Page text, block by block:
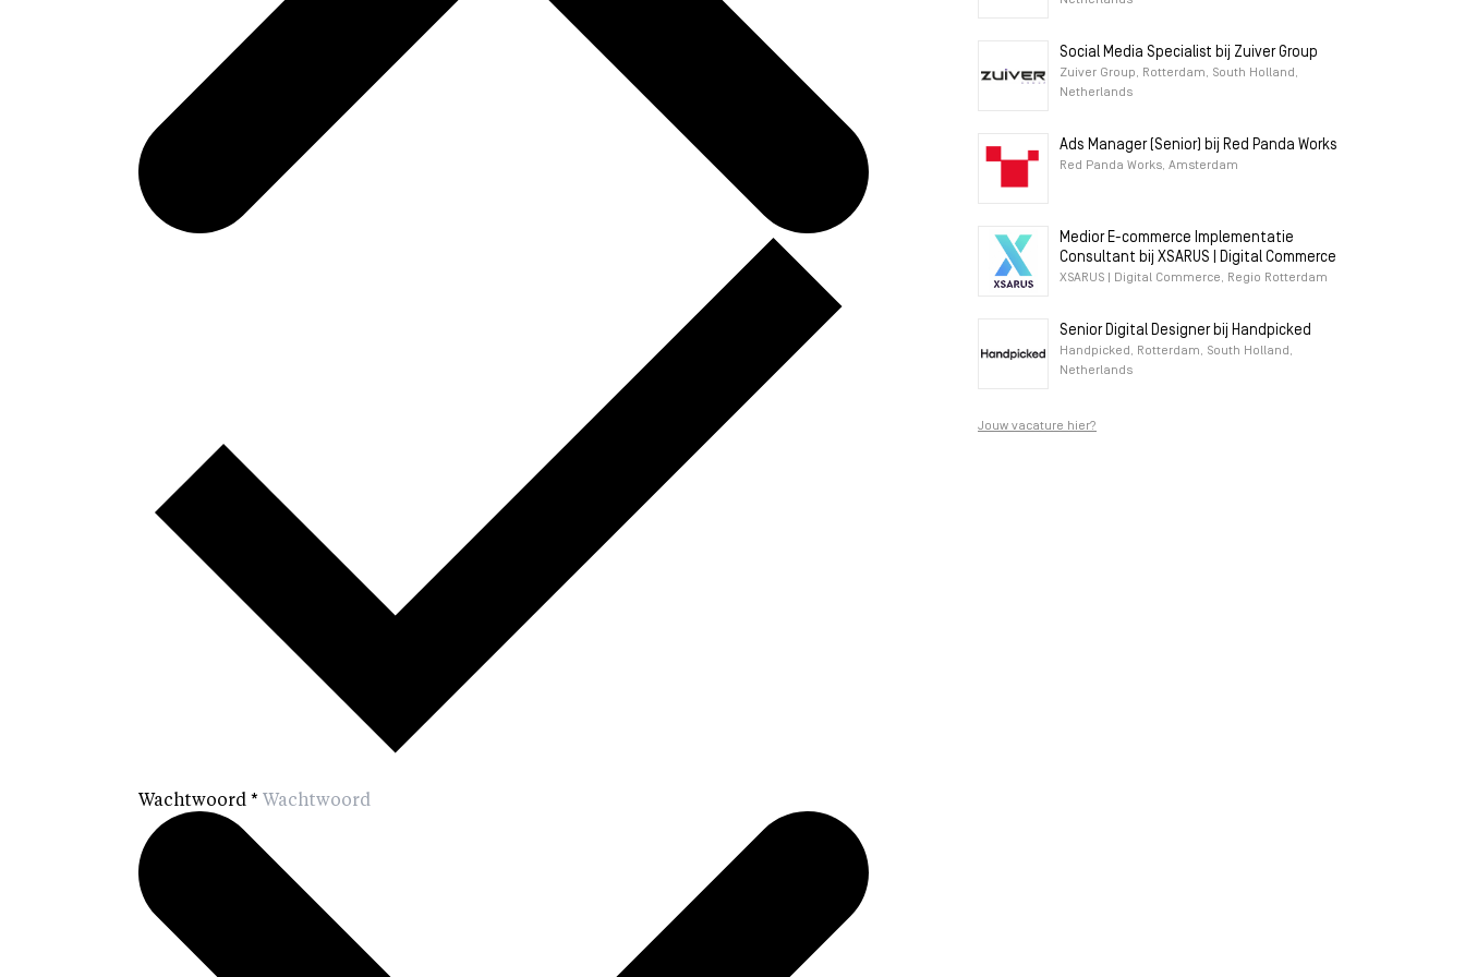
Wachtwoord *
Social Media Specialist bij Zuiver Group
Zuiver Group, Rotterdam, South Holland,
Netherlands
Ads Manager (Senior) bij Red Panda Works
Red Panda Works, Amsterdam
Medior E-commerce Implementatie
Consultant bij XSARUS | Digital Commerce
XSARUS | Digital Commerce, Regio Rotterdam
Senior Digital Designer bij Handpicked
Handpicked, Rotterdam, South Holland,
Netherlands
Jouw vacature hier?